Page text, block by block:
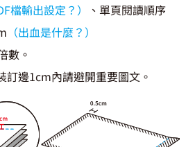
檔輸出設定？）
、單頁閱讀順序
（出血是什麼？）
數。
訂邊1cm內請避開重要圖文。